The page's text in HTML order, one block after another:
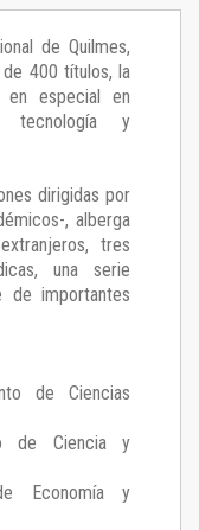
de Quilmes,
400 títulos, la
en especial en
tecnología y
dirigidas por
, alberga
tres
una serie
importantes
de Ciencias
de Ciencia y
Economía y